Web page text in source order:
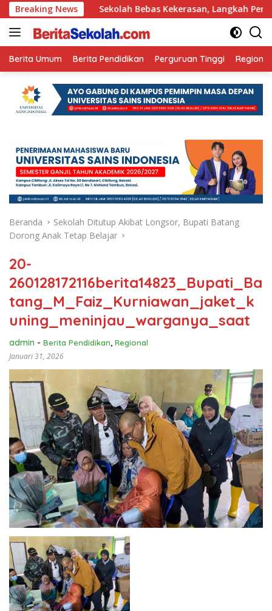
Langsung
ke
konten
Breaking NewsSekolah Bebas Kekerasan, Langkah Pemkot
Berita Umum Berita Pendidikan Perguruan Tinggi Regional
Beranda
Sekolah Ditutup Akibat Longsor, Bupati Batang
Dorong Anak Tetap Belajar
20-
260128172116berita14823_Bupati_Ba
tang_M_Faiz_Kurniawan_jaket_k
uning_meninjau_warganya_saat
admin - Berita Pendidikan, Regional
Januari 31, 2026